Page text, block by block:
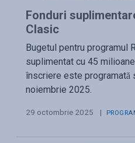
Fonduri
Clasic
Bugetul pentru programul
suplimentat cu 45
înscriere este programată
noiembrie 2025.
29 octombrie 2025 |